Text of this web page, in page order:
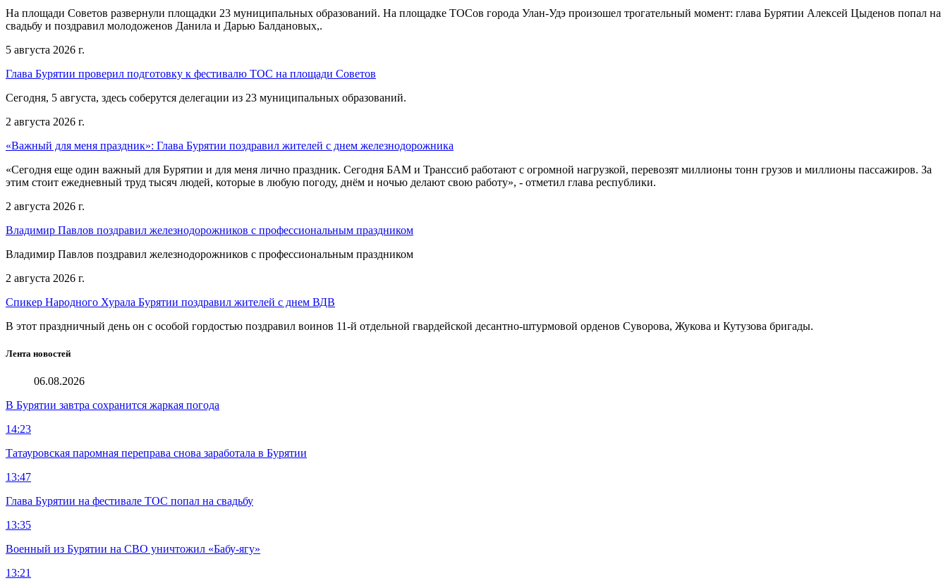
На площади Советов развернули площадки 23 муниципальных образований. На площадке ТОСов города Улан-Удэ произошел трогательный момент: глава Бурятии Алексей Цыденов попал на
свадьбу и поздравил молодоженов Данила и Дарью Балдановых,.
5 августа 2026 г.
Глава Бурятии проверил подготовку к фестивалю ТОС на площади Советов
Сегодня, 5 августа, здесь соберутся делегации из 23 муниципальных образований.
2 августа 2026 г.
«Важный для меня праздник»: Глава Бурятии поздравил жителей с днем железнодорожника
«Сегодня еще один важный для Бурятии и для меня лично праздник. Сегодня БАМ и Транссиб работают с огромной нагрузкой, перевозят миллионы тонн грузов и миллионы пассажиров. За
этим стоит ежедневный труд тысяч людей, которые в любую погоду, днём и ночью делают свою работу», - отметил глава республики.
2 августа 2026 г.
Владимир Павлов поздравил железнодорожников с профессиональным праздником
Владимир Павлов поздравил железнодорожников с профессиональным праздником
2 августа 2026 г.
Спикер Народного Хурала Бурятии поздравил жителей с днем ВДВ
В этот праздничный день он с особой гордостью поздравил воинов 11-й отдельной гвардейской десантно-штурмовой орденов Суворова, Жукова и Кутузова бригады.
Лента новостей
06.08.2026
В Бурятии завтра сохранится жаркая погода
14:23
Татауровская паромная переправа снова заработала в Бурятии
13:47
Глава Бурятии на фестивале ТОС попал на свадьбу
13:35
Военный из Бурятии на СВО уничтожил «Бабу-ягу»
13:21